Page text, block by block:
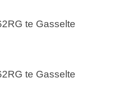
te Gasselte
te Gasselte